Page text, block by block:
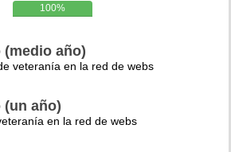
100%
(medio año)
veteranía en la red de webs
(un año)
en la red de webs